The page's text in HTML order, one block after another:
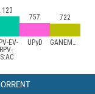
EV-
UPyD GANEMOS
757 722